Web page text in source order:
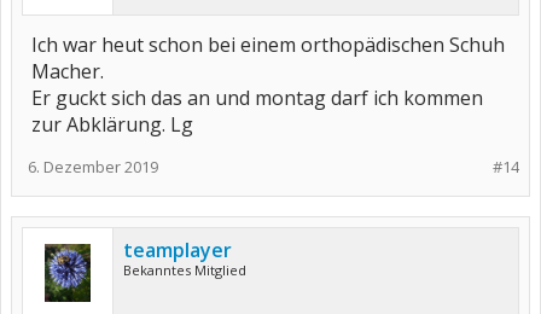
Ich war heut schon bei einem orthopädischen Schuh
Macher.
Er guckt sich das an und montag darf ich kommen
zur Abklärung. Lg
#14
6. Dezember 2019
teamplayer
Bekanntes Mitglied